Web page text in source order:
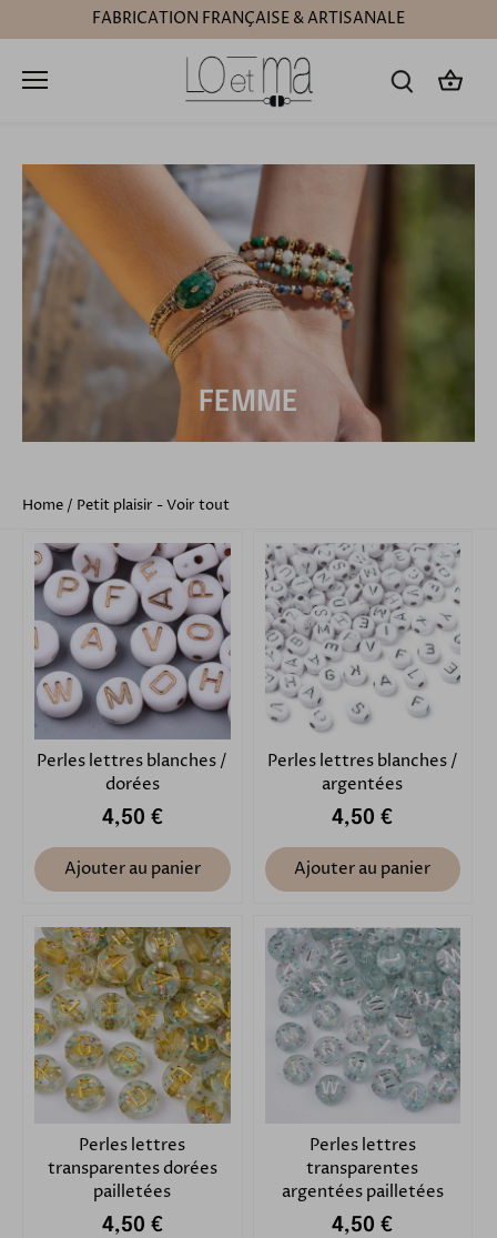
au
FABRICATION FRANÇAISE & ARTISANALE
FEMME
Home / Petit plaisir - Voir tout
Perles lettres blanches /
dorées
4,50 €
Ajouter au panier
Perles lettres blanches /
argentées
4,50 €
Ajouter au panier
Perles lettres
transparentes dorées
pailletées
4,50 €
Perles lettres
transparentes
argentées pailletées
4,50 €